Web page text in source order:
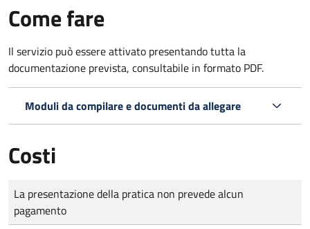
Come fare
Il servizio può essere attivato presentando tutta la
documentazione prevista, consultabile in formato PDF.
Moduli da compilare e documenti da allegare
Costi
Tipo di pagamento
Importo
La presentazione della pratica non prevede alcun
pagamento